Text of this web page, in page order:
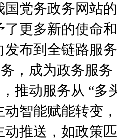
国党务政务网站
了更多新的使命
布到全链路服
，成为政务服
推动服务从 “多
动智能赋能转变
动推送，如政策